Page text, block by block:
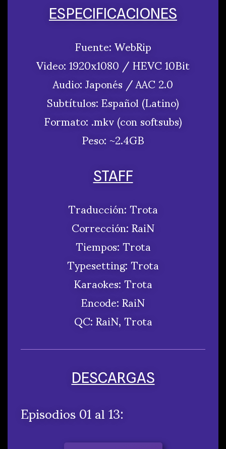
ESPECIFICACIONES
Fuente: WebRip
Video: 1920x1080 / HEVC 10Bit
Audio: Japonés / AAC 2.0
Subtítulos: Español (Latino)
Formato: .mkv (con softsubs)
Peso: ~2.4GB
STAFF
Traducción: Trota
Corrección: RaiN
Tiempos: Trota
Typesetting: Trota
Karaokes:Trota
Encode: RaiN
QC: RaiN, Trota
DESCARGAS
Episodios 01 al 13: